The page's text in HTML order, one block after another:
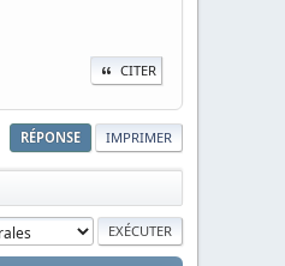
CITER
RÉPONSE IMPRIMER